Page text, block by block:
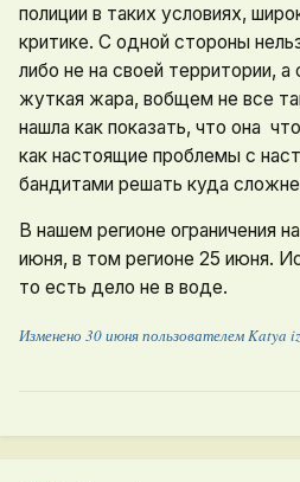
полиции в таких условиях,
критике. С одной стороны
либо не на своей территории,
жуткая жара, вобщем не все
нашла как показать, что она
как настоящие проблемы с
бандитами решать куда
В нашем регионе ограничения
июня, в том регионе 25 июня.
то есть дело не в воде.
Изменено 30 июняпользователем Katya